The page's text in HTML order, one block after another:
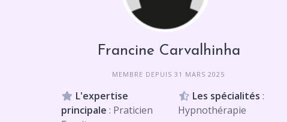
Francine Carvalhinha
MEMBRE DEPUIS 31 MARS 2025
L'expertise
principale : Praticien
Les spécialités :
Hypnothérapie